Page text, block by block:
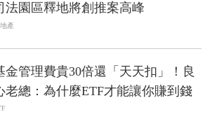
法園區釋地將創推案高峰
產
金管理費貴30倍還「天天扣」！良
老總：為什麼ETF才能讓你賺到錢